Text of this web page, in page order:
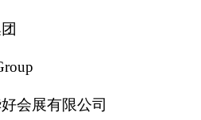
会展有限公司